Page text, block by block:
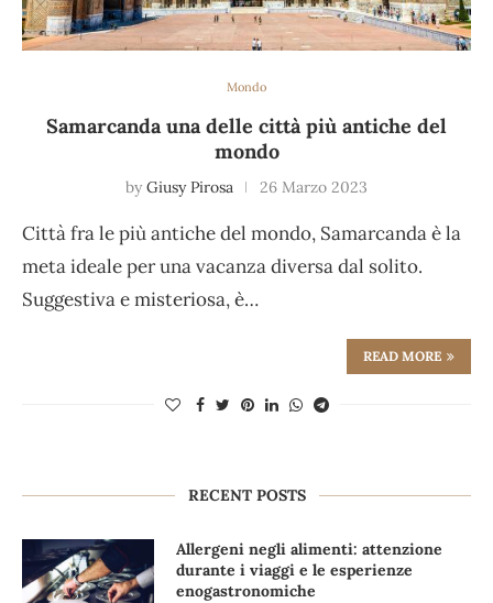
Mondo
Samarcanda una delle città più antiche del
mondo
by Giusy Pirosa 26 Marzo 2023
Città fra le più antiche del mondo, Samarcanda è la
meta ideale per una vacanza diversa dal solito.
Suggestiva e misteriosa, è…
READ MORE
RECENT POSTS
Allergeni negli alimenti: attenzione
durante i viaggi e le esperienze
enogastronomiche